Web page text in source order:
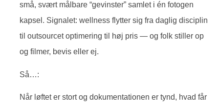
små, svært målbare “gevinster” samlet i én fotogen
kapsel. Signalet: wellness flytter sig fra daglig disciplin
til outsourcet optimering til høj pris — og folk stiller op
og filmer, bevis eller ej.
Så…:
Når løftet er stort og dokumentationen er tynd, hvad får